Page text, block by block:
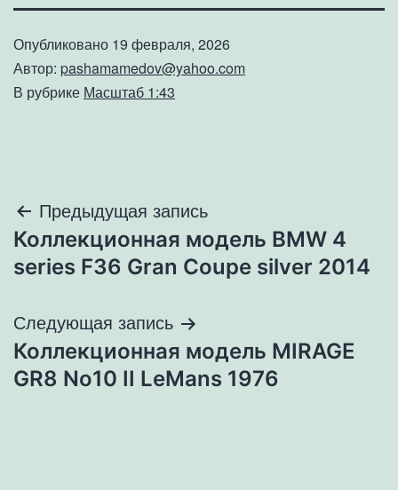
Опубликовано 19 февраля, 2026
Автор: pashamamedov@yahoo.com
В рубрике Масштаб 1:43
Навигация
по
Предыдущая запись
Коллекционная модель BMW 4
series F36 Gran Coupe silver 2014
Следующая запись
Коллекционная модель MIRAGE
GR8 No10 II LeMans 1976